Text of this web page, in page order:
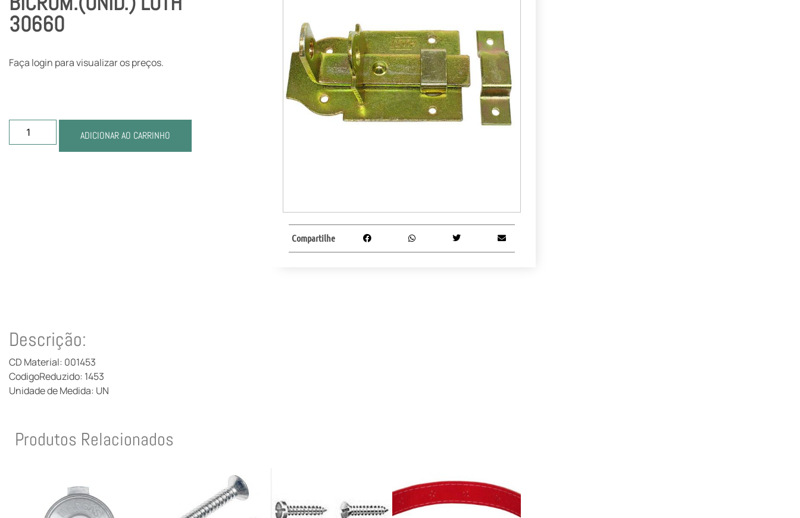
30660
Faça login para visualizar os preços.
ADICIONAR AO CARRINHO
Compartilhe
Descrição:
CD Material: 001453
CodigoReduzido: 1453
Unidade de Medida: UN
Produtos Relacionados